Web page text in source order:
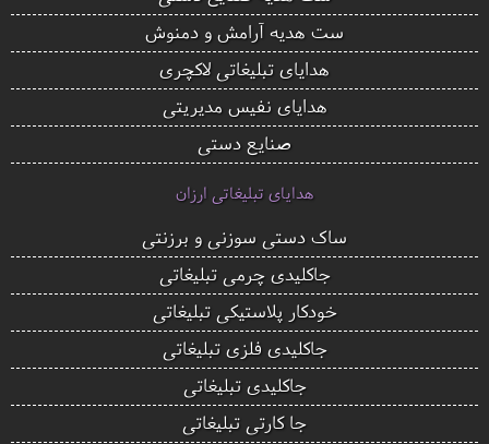
ست هدیه آرامش و دمنوش
هدایای تبلیغاتی لاکچری
هدایای نفیس مدیریتی
صنایع دستی
هدایای تبلیغاتی ارزان
ساک دستی سوزنی و برزنتی
جاکلیدی چرمی تبلیغاتی
خودکار پلاستیکی تبلیغاتی
جاکلیدی فلزی تبلیغاتی
جاکلیدی تبلیغاتی
جا کارتی تبلیغاتی